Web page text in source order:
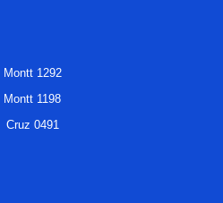
Montt 1292
Montt 1198
Cruz 0491